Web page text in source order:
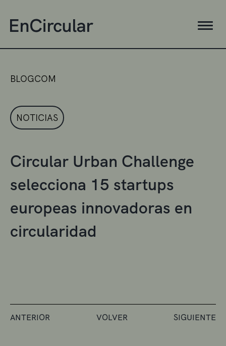
BLOGCOM
NOTICIAS
Circular Urban Challenge
selecciona 15 startups
europeas innovadoras en
circularidad
ANTERIOR VOLVER SIGUIENTE